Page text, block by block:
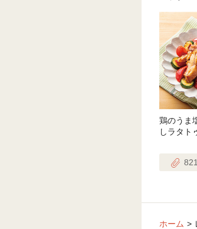
鶏のうま
しラタト
821
ホーム